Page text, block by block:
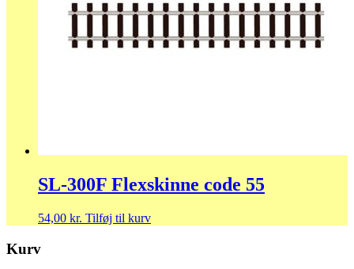
SL-300F Flexskinne code 55
54,00 kr. Tilføj til kurv
Kurv